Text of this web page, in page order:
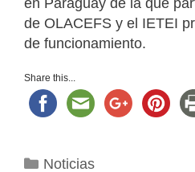
en Paraguay de la que
de OLACEFS y el IETEI
de funcionamiento.
Share this...
Categorías
Noticias